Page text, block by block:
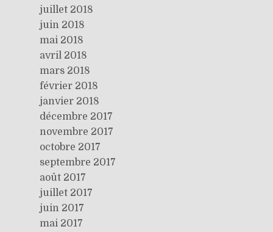
juillet 2018
juin 2018
mai 2018
avril 2018
mars 2018
février 2018
janvier 2018
décembre 2017
novembre 2017
octobre 2017
septembre 2017
août 2017
juillet 2017
juin 2017
mai 2017